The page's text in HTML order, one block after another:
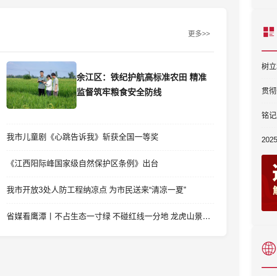
更多>>
余江区：铁纪护航高标准农田 精准
监督筑牢粮食安全防线
我市儿童剧《心跳告诉我》斩获全国一等奖
《江西阳际峰国家级自然保护区条例》出台
我市开放3处人防工程纳凉点 为市民送来“清凉一夏”
省媒看鹰潭丨不占生态一寸绿 不碰红线一分地 龙虎山景区探索补充耕地布局
树
贯
铭